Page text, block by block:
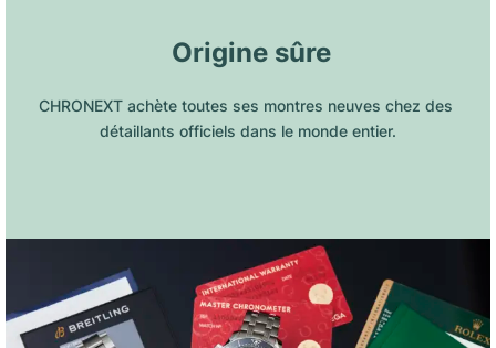
Origine sûre
CHRONEXT achète toutes ses montres neuves chez des
détaillants officiels dans le monde entier.